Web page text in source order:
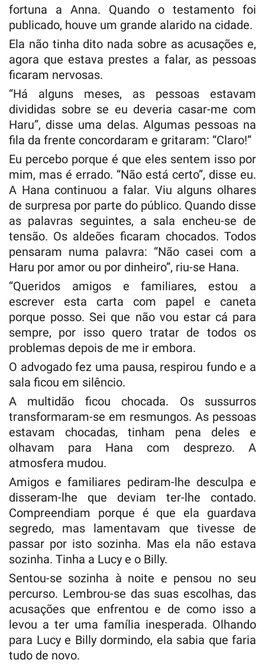
fortuna a Anna. Quando o testamento foi
publicado, houve um grande alarido na cidade.
Ela não tinha dito nada sobre as acusações e,
agora que estava prestes a falar, as pessoas
ficaram nervosas.
“Há alguns meses, as pessoas estavam
divididas sobre se eu deveria casar-me com
Haru”, disse uma delas. Algumas pessoas na
fila da frente concordaram e gritaram: “Claro!”
Eu percebo porque é que eles sentem isso por
mim, mas é errado. “Não está certo”, disse eu.
A Hana continuou a falar. Viu alguns olhares
de surpresa por parte do público. Quando disse
as palavras seguintes, a sala encheu-se de
tensão. Os aldeões ficaram chocados. Todos
pensaram numa palavra: “Não casei com a
Haru por amor ou por dinheiro”, riu-se Hana.
“Queridos amigos e familiares, estou a
escrever esta carta com papel e caneta
porque posso. Sei que não vou estar cá para
sempre, por isso quero tratar de todos os
problemas depois de me ir embora.
O advogado fez uma pausa, respirou fundo e a
sala ficou em silêncio.
A multidão ficou chocada. Os sussurros
transformaram-se em resmungos. As pessoas
estavam chocadas, tinham pena deles e
olhavam para Hana com desprezo. A
atmosfera mudou.
Amigos e familiares pediram-lhe desculpa e
disseram-lhe que deviam ter-lhe contado.
Compreendiam porque é que ela guardava
segredo, mas lamentavam que tivesse de
passar por isto sozinha. Mas ela não estava
sozinha. Tinha a Lucy e o Billy.
Sentou-se sozinha à noite e pensou no seu
percurso. Lembrou-se das suas escolhas, das
acusações que enfrentou e de como isso a
levou a ter uma família inesperada. Olhando
para Lucy e Billy dormindo, ela sabia que faria
tudo de novo.